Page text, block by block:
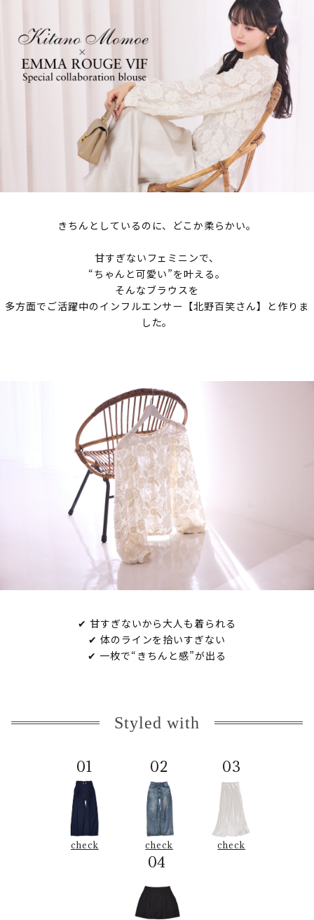
きちんとしているのに、どこか柔らかい。
甘すぎないフェミニンで、
“ちゃんと可愛い”を叶える。
そんなブラウスを
多方面でご活躍中のインフルエンサー【北野百笑さん】と作りま
した。
✔ 甘すぎないから大人も着られる
✔ 体のラインを拾いすぎない
✔ 一枚で“きちんと感”が出る
Styled with
01
check
02
check
03
check
04